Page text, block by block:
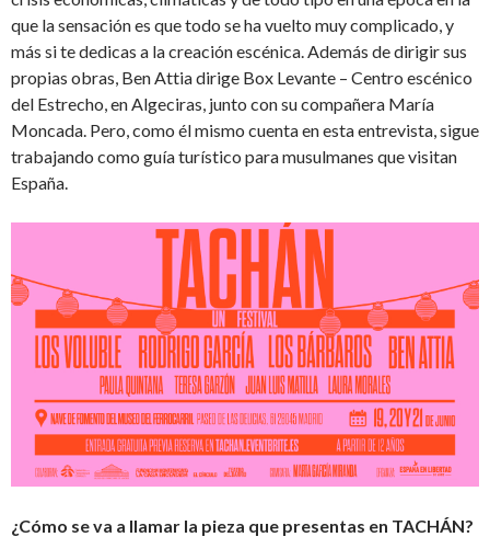
que la sensación es que todo se ha vuelto muy complicado, y
más si te dedicas a la creación escénica. Además de dirigir sus
propias obras, Ben Attia dirige Box Levante – Centro escénico
del Estrecho, en Algeciras, junto con su compañera María
Moncada. Pero, como él mismo cuenta en esta entrevista, sigue
trabajando como guía turístico para musulmanes que visitan
España.
¿Cómo se va a llamar la pieza que presentas en TACHÁN?